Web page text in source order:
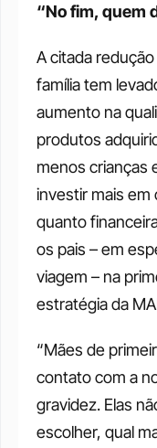
“No fim, quem
A citada
família tem
aumento na
produtos
menos crianças
investir mais
quanto
os pais – em
viagem – na
estratégia da
“Mães de
contato com a
gravidez. Elas
escolher, qual